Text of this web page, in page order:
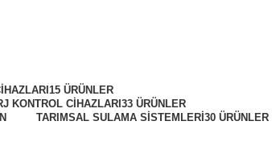
15 ÜRÜNLER
KONTROL CIHAZLARI 33 ÜRÜNLER
TARIMSAL SULAMA SISTEMLERI 30 ÜRÜNLER